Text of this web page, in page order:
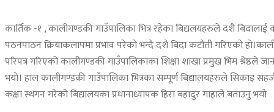
कार्तिक -१ , कालीगण्डकी गाउँपालिका भित्र रहेका बिद्यलयहरुले दशै
पठनपाठन क्रियाकलापमा प्रभाव परेको भन्दै दशै बिदा कटौती गरिएको
परिपत्र गरिएको कालीगण्डकी गाउँपालिकाका शिक्षा शाखा प्रमुख भिम श्रेष्ठले
भयो। हाल कालीगण्डकी गाउँपालिका भित्रका सम्पूर्ण बिद्यालयहरुले
कक्षा स्थगन गरेको बिद्यालयका प्रधानाध्यापक हिरा बहादुर गाहाले बताउनु भयो